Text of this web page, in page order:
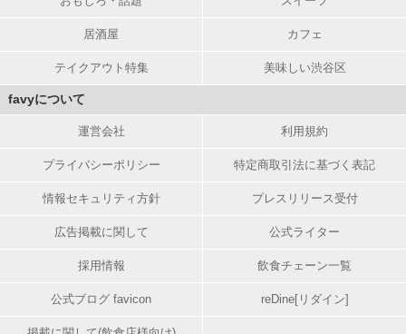
居酒屋 カフェ
テイクアウト特集 美味しい渋谷区
favyについて
運営会社 利用規約
プライバシーポリシー 特定商取引法に基づく表記
情報セキュリティ方針 プレスリリース受付
広告掲載に関して 公式ライター
採用情報 飲食チェーン一覧
公式ブログ favicon reDine[リダイン]